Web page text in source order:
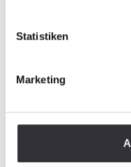
Statistiken
Marketing